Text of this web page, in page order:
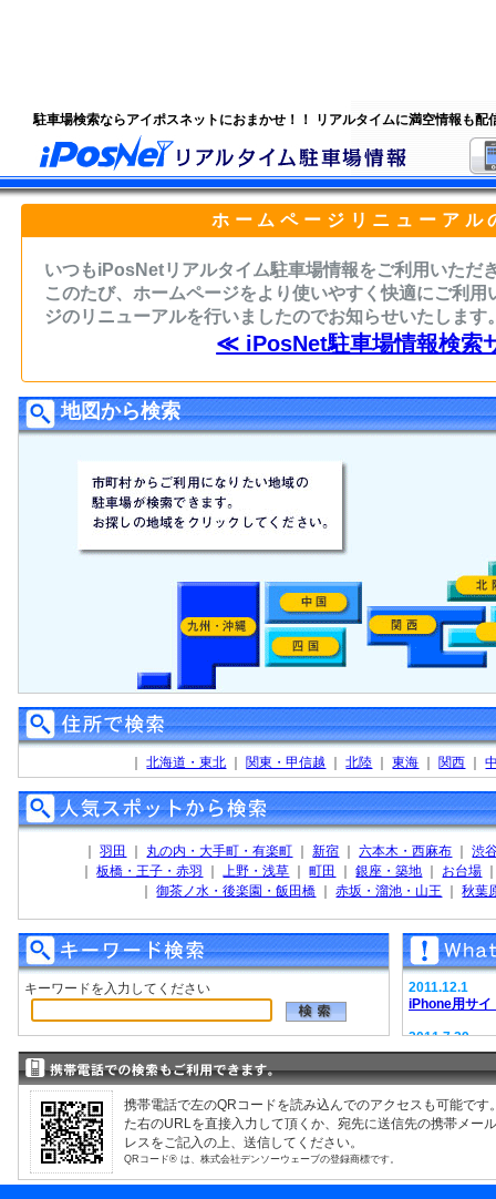
駐車場検索ならアイポスネットにおまかせ！！ リアルタイムに満空情報も配
ホームページリニューアル
いつもiPosNetリアルタイム駐車場情報をご利用いただ
このたび、ホームページをより使いやすく快適にご利
ジのリニューアルを行いましたのでお知らせいたします
≪ iPosNet駐車場情報検索
地図から検索
｜北海道・東北 関東・甲信越 ｜北陸 ｜東海 関西 ｜
｜羽田 丸の内・大手町・有楽町 ｜新宿 ｜六本木・西麻布 ｜渋
｜板橋・王子・赤羽 ｜上野・浅草 ｜町田 ｜銀座・築地 お台場
｜御茶ノ水・後楽園・飯田橋 ｜赤坂・溜池・山王 ｜秋葉
キーワードを入力してください
2011.12.1
iPhone用サイ
2011.7.29
EV充電器情
2008.9.12
駐車場検索サ
携帯電話で左のQRコードを読み込んでのアクセスも可能です
た右のURLを直接入力して頂くか、宛先に送信先の携帯メー
レスをご記入の上、送信してください。
QRコード® は、株式会社デンソーウェーブの登録商標です。